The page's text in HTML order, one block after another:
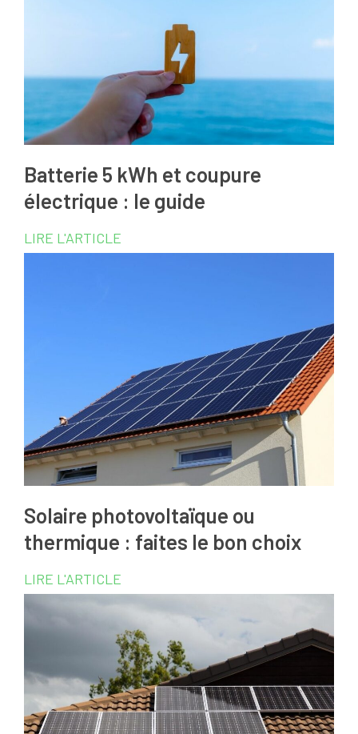
Batterie 5 kWh et coupure
électrique : le guide
LIRE L'ARTICLE
Solaire photovoltaïque ou
thermique : faites le bon choix
LIRE L'ARTICLE